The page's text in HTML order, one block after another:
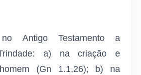
no Antigo Testamento a
a) na criação e
(Gn 1.1,26); b) na